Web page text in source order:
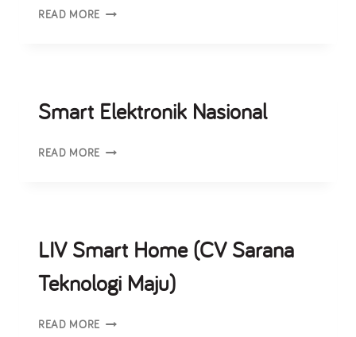
READ MORE
Smart Elektronik Nasional
READ MORE
LIV Smart Home (CV Sarana
Teknologi Maju)
READ MORE